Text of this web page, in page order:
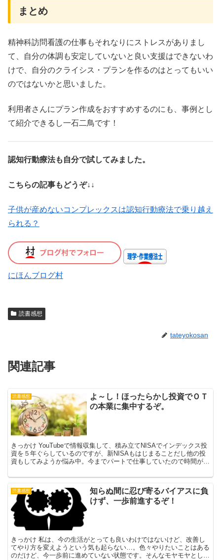
まとめ
精神科訪問看護の仕事もそれなりにストレスがありまし
て、自分の体調も安定していないと良い支援はできないわ
けで、自分のクライシス・プランを作るのはとってもいい
のではないかと思いました。
利用者さんにプラン作成をおすすめするのにも、事例とし
て紹介できるし一石二鳥です！
認知行動療法も自分で試してみました。
こちらの記事もどうぞ↓↓
子供が産めないコンプレックスは認知行動療法で乗り越え
られる？
にほんブログ村
読書感想
tateyokosan
関連記事
読書感想
よ～し！ほったらかし投資でＯＴ
の本業に集中するぞ。
きっかけ YouTubeで情報収集して、積み立てNISAでインデックス投
資を５年ぐらしているのですが、新NISAもはじまることだし他の投
資もしてみようか悩み中。今までパートで仕事していたので時間があ
読書感想
知らぬ間に忍び寄るバイアスに負
けず、一歩前進するぞ！
きっかけ 私は、今の生活がとっても良いわけではないけど、改善し
てやり方を変えようという気も起らない…。色々やりたいことはある
のだけど、今一歩前に進めていない状態です。そんなモヤモヤとした